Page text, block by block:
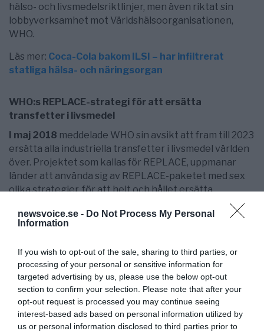
newsvoice.se - Do Not Process My Personal
Information
If you wish to opt-out of the sale, sharing to third parties, or
processing of your personal or sensitive information for
targeted advertising by us, please use the below opt-out
section to confirm your selection. Please note that after your
opt-out request is processed you may continue seeing
interest-based ads based on personal information utilized by
us or personal information disclosed to third parties prior to
hälso- och livsmedelsriktlinjer, men även riktat sin
lobbyverksamhet mot Världshälsoorganisationen,
WHO.
Läs mer: Coca-Cola bakom ILSI – har infiltrerat
statliga hälsa- och näringsorgan
WHO:s REPLACE-strategi för att ersätta
transfetter i livsmedel
I maj 2018 meddelade WHO sin avsikt att fram till 2023
ersätta alla industriella transfetter i livsmedel världen
över. Projektet som kallas för REPLACE, uppmanar
länder att använda sig av REPLACE-paketet med sex
olika strategier, för att helt och hållet ersätta
“Implementing the six strategic actions in
elimination of trans fat, and represent a major
victory in the global fight against cardiovascular
disease.”
Text: Sanja R. Juric
Källor och relaterat